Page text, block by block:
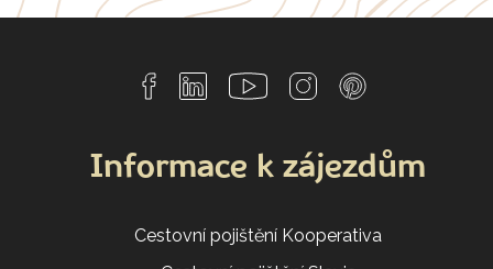
Informace k zájezdům
Cestovní pojištění Kooperativa